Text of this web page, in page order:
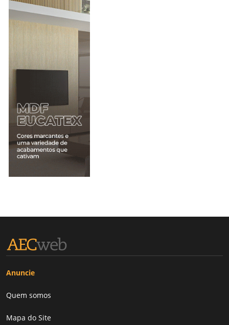
Anuncie
Quem somos
Mapa do Site